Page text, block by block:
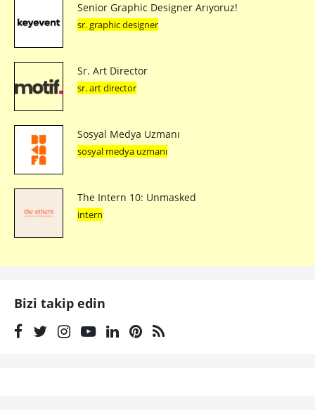
Senior Graphic Designer Arıyoruz!
sr. graphic designer
Sr. Art Director
sr. art director
Sosyal Medya Uzmanı
sosyal medya uzmanı
The Intern 10: Unmasked
intern
Bizi takip edin